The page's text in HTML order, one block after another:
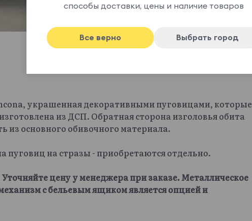
украшенная декоративными пуговицами, которые
из ДСП. Обратная сторона изголовья обита
из основного обивочного материала.
пуговиц на стразы - приобретаются отдельно.
цену у менеджера при заказе. Металлическое
с бельевым ящиком является опцией и
способы доставки, цены и наличие товаров
Все верно Выбрать город